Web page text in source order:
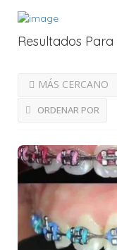
Resultados Para
MÁS CERCANO
ORDENAR POR